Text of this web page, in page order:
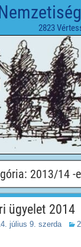
2823
2013/14 -
ügyelet 2014
július 9. szerda